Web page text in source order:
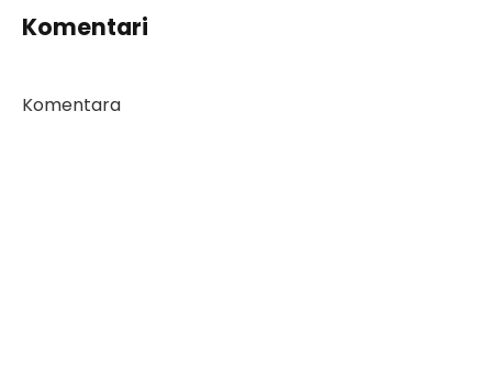
Komentari
Komentara